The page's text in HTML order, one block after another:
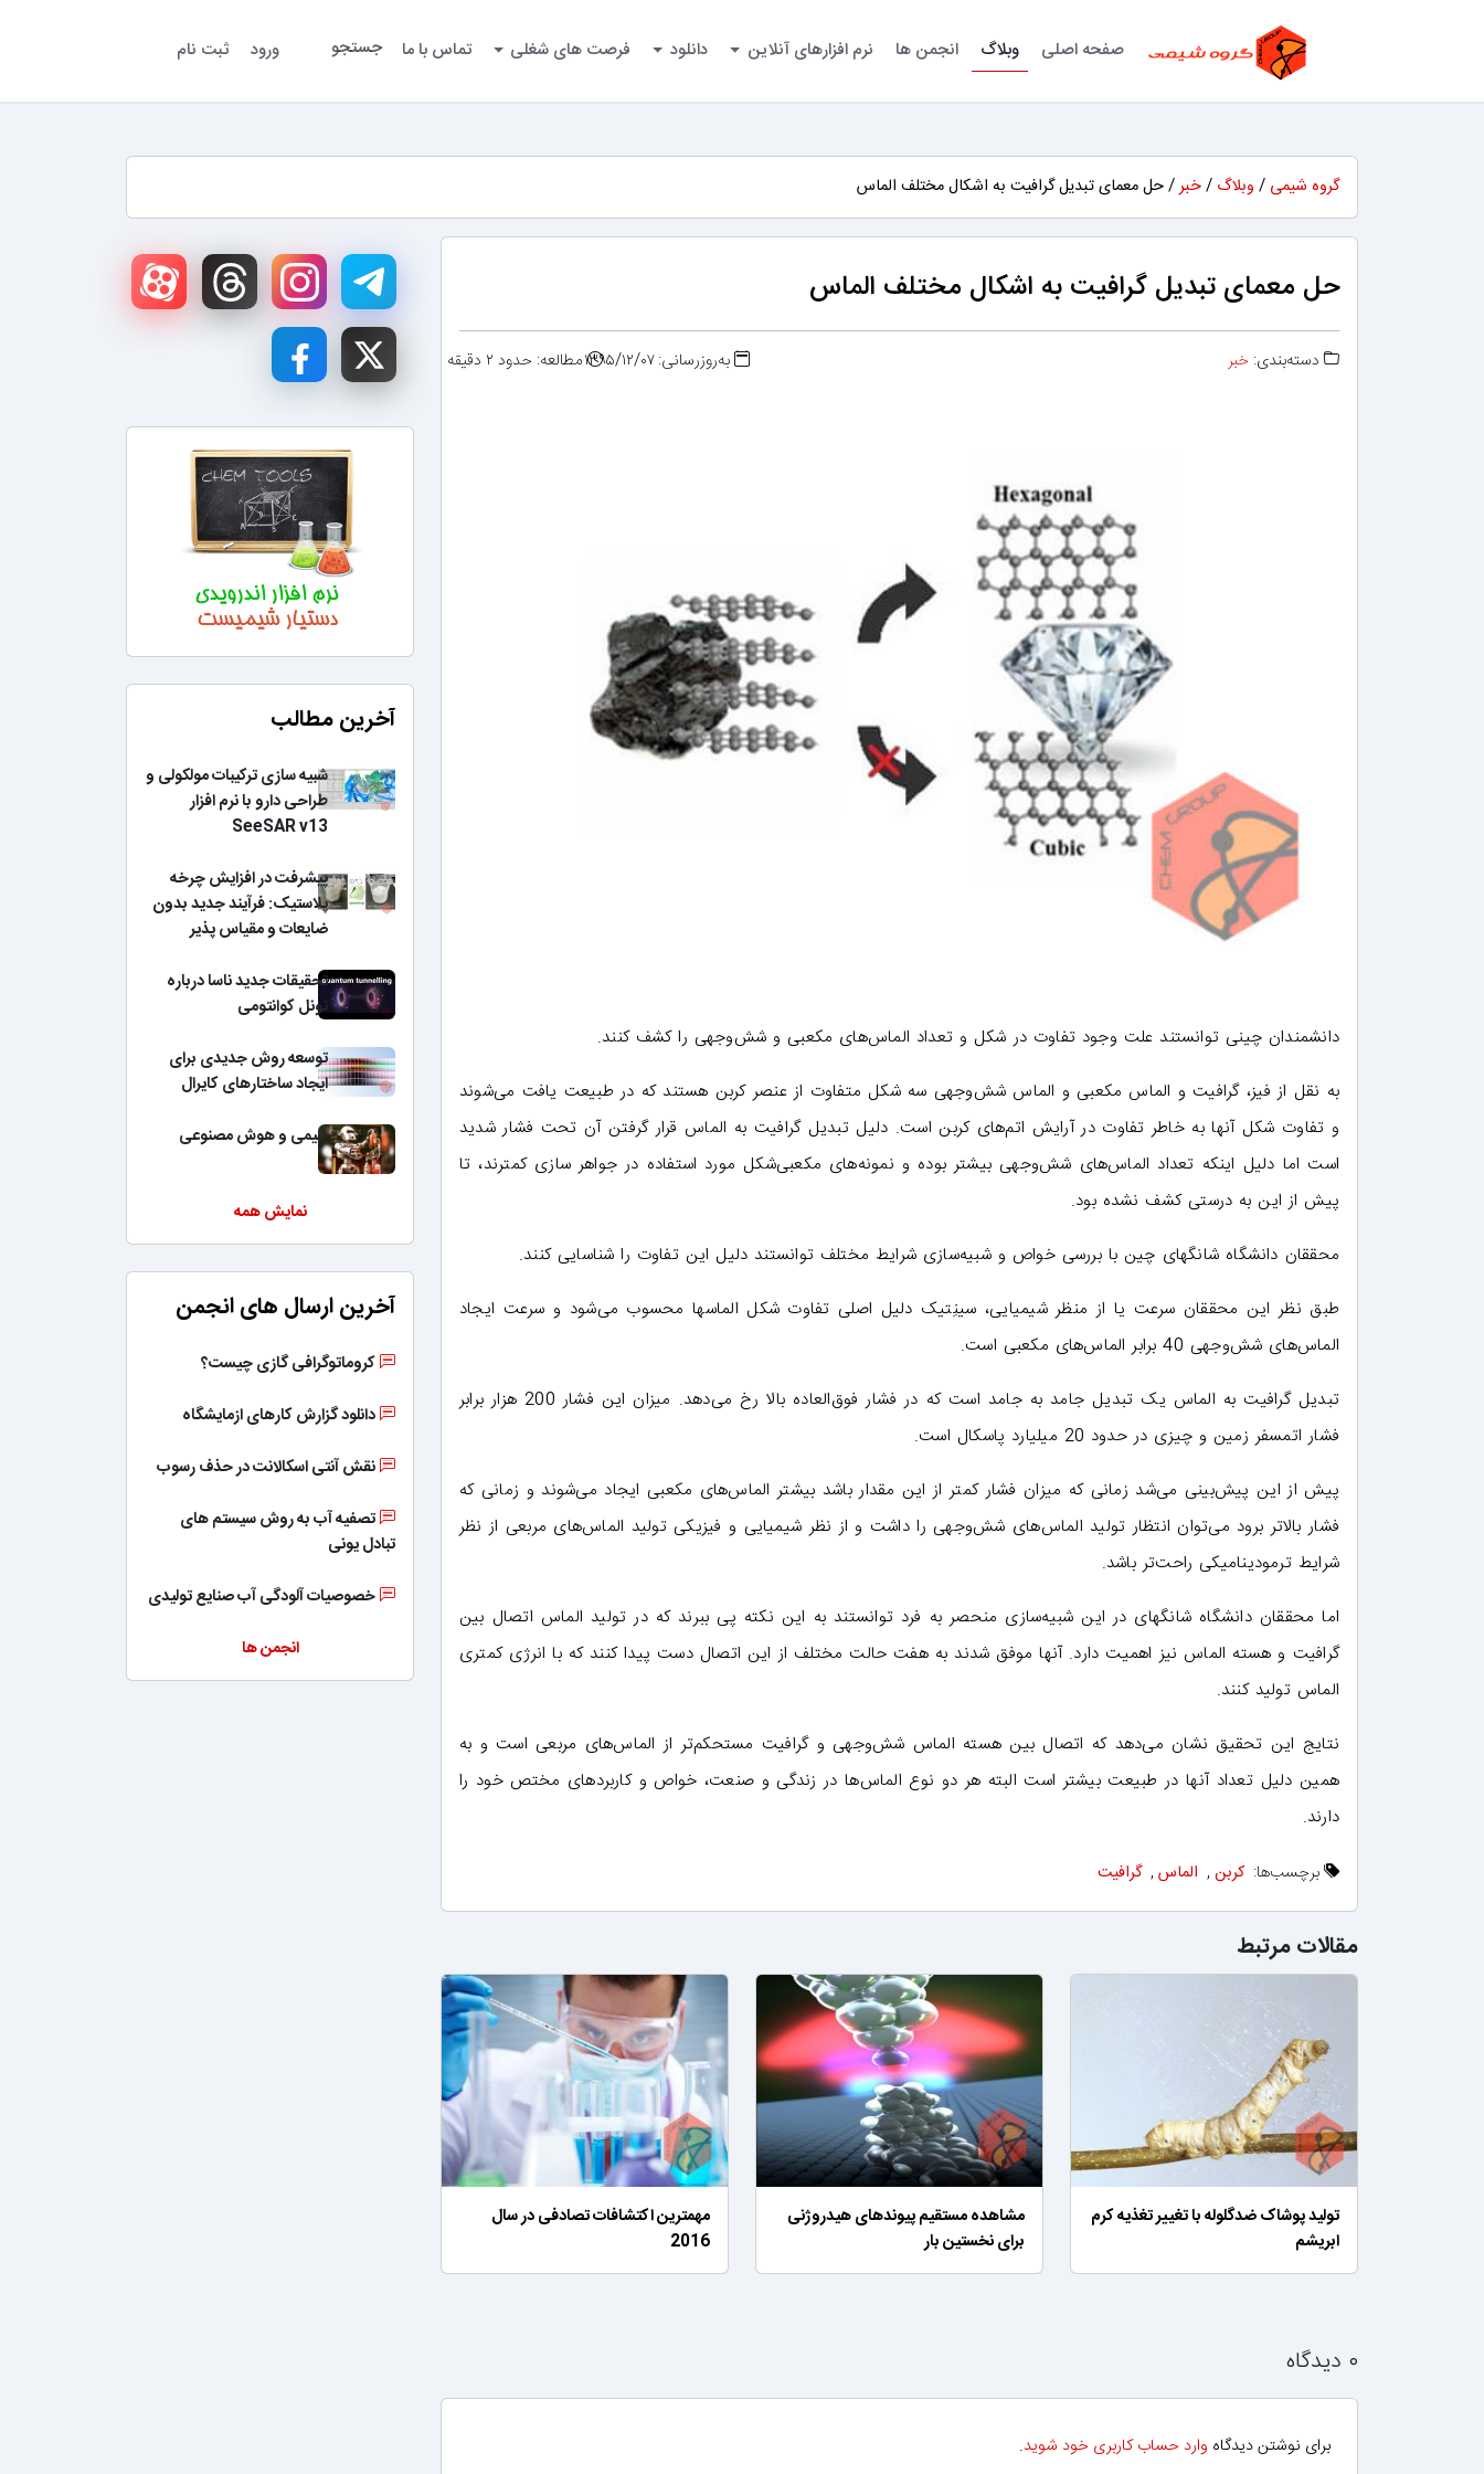
صفحه اصلی وبلاگ انجمن ها نرم افزارهای آنلاین دانلود فرصت های شغلی تماس با ما جستجو ورود ثبت نام
گروه شیمی / وبلاگ /خبر/ حل معمای تبدیل گرافیت به اشکال مختلف الماس‌
حل معمای تبدیل گرافیت به اشکال مختلف الماس‌
دسته‌بندی: خبر به‌روزرسانی: ۱۳۹۵/۱۲/۰۷ مطالعه: حدود ۲ دقیقه
دانشمندان چینی توانستند علت وجود تفاوت در شکل و تعداد الماس‌های مکعبی و شش‌وجهی را کشف کنند.
به نقل از فیز، گرافیت و الماس مکعبی و الماس شش‌وجهی سه شکل متفاوت از عنصر کربن هستند که در طبیعت یافت می‌شوند
و تفاوت شکل آنها به خاطر تفاوت در آرایش اتم‌های کربن است. دلیل تبدیل گرافیت به الماس قرار گرفتن آن تحت فشار شدید
است اما دلیل اینکه تعداد الماس‌های شش‌وجهی بیشتر بوده و نمونه‌های مکعبی‌شکل مورد استفاده در جواهر سازی کمترند، تا
پیش از این به درستی کشف نشده بود.
محققان دانشگاه شانگهای چین با بررسی خواص و شبیه‌سازی شرایط مختلف توانستند دلیل این تفاوت را شناسایی کنند.
طبق نظر این محققان سرعت یا از منظر شیمیایی، سینِتیک دلیل اصلی تفاوت شکل الماسها محسوب می‌شود و سرعت ایجاد
الماس‌های شش‌وجهی 40 برابر الماس‌های مکعبی است.
تبدیل گرافیت به الماس یک تبدیل جامد به جامد است که در فشار فوق‌العاده بالا رخ می‌دهد. میزان این فشار 200 هزار برابر
فشار اتمسفر زمین و چیزی در حدود 20 میلیارد پاسکال است.
پیش از این پیش‌بینی می‌شد زمانی که میزان فشار کمتر از این مقدار باشد بیشتر الماس‌های مکعبی ایجاد می‌شوند و زمانی که
فشار بالاتر برود می‌توان انتظار تولید الماس‌های شش‌وجهی را داشت و از نظر شیمیایی و فیزیکی تولید الماس‌های مربعی از نظر
شرایط ترمودینامیکی راحت‌تر باشد.
اما محققان دانشگاه شانگهای در این شبیه‌سازی منحصر به فرد توانستند به این نکته پی ببرند که در تولید الماس اتصال بین
گرافیت و هسته الماس نیز اهمیت دارد. آنها موفق شدند به هفت حالت مختلف از این اتصال دست پیدا کنند که با انرژی کمتری
الماس تولید کنند.
نتایج این تحقیق نشان می‌دهد که اتصال بین هسته الماس شش‌وجهی و گرافیت مستحکم‌تر از الماس‌های مربعی است و به
همین دلیل تعداد آنها در طبیعت بیشتر است البته هر دو نوع الماس‌ها در زندگی و صنعت، خواص و کاربردهای مختص خود را
دارند.
برچسب‌ها: کربن , الماس , گرافیت
مقالات مرتبط
تولید پوشاک ضدگلوله با تغییر تغذیه کرم
ابریشم
مشاهده مستقیم پیوندهای هیدروژنی
برای نخستین بار
مهمترین اکتشافات تصادفی در سال
2016
۰ دیدگاه
برای نوشتن دیدگاه وارد حساب کاربری خود شوید.
آخرین مطالب
شبیه سازی ترکیبات مولکولی و
طراحی دارو با نرم افزار
SeeSAR v13
پیشرفت در افزایش چرخه
پلاستیک: فرآیند جدید بدون
ضایعات و مقیاس پذیر
تحقیقات جدید ناسا درباره
تونل کوانتومی
توسعه روش جدیدی برای
ایجاد ساختارهای کایرال
شیمی و هوش مصنوعی
نمایش همه
آخرین ارسال های انجمن
کروماتوگرافی گازی چیست؟
دانلود گزارش کارهای ازمایشگاه
نقش آنتی اسکالانت در حذف رسوب
تصفیه آب به روش سیستم های
تبادل یونی
خصوصیات آلودگی آب صنایع تولیدی
انجمن ها